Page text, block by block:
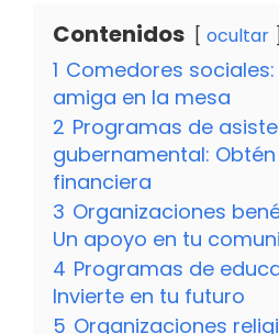
Contenidos ocultar
1 Comedores
amiga en la mesa
2 Programas de
gubernamental:
financiera
3 Organizaciones
Un apoyo en tu
4 Programas de
Invierte en tu futuro
5 Organizaciones